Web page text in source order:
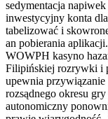
sedymentacja
inwestycyjny konta
tabelizować i
an pobierania
WOWPH kasyno
Filipińskiej rozrywki i
upewnia
rozsądnego okresu
autonomiczny